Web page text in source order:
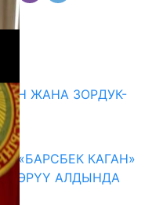
ЖАНА ЗОРДУК-
«БАРСБЕК КАГАН»
КӨРҮҮ АЛДЫНДА